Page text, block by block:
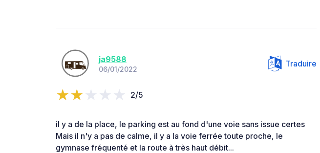
ja9588
06/01/2022
Traduire
2/5
il y a de la place, le parking est au fond d'une voie sans issue certes
Mais il n'y a pas de calme, il y a la voie ferrée toute proche, le
gymnase fréquenté et la route à très haut débit...